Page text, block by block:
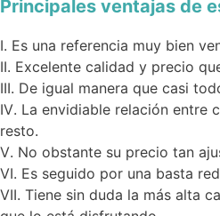
Principales ventajas de
Es una referencia muy bien
Excelente calidad y precio
De igual manera que casi
La envidiable relación entre
resto.
No obstante su precio tan
Es seguido por una basta
Tiene sin duda la más alta